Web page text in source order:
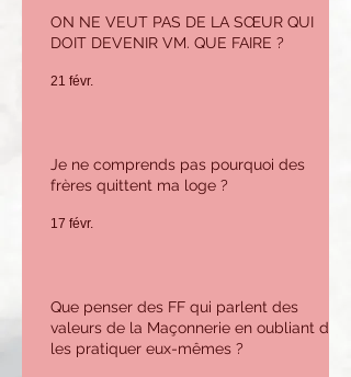
ON NE VEUT PAS DE LA SŒUR QUI
DOIT DEVENIR VM. QUE FAIRE ?
21 févr.
Je ne comprends pas pourquoi des
frères quittent ma loge ?
17 févr.
Que penser des FF qui parlent des
valeurs de la Maçonnerie en oubliant de
les pratiquer eux-mêmes ?